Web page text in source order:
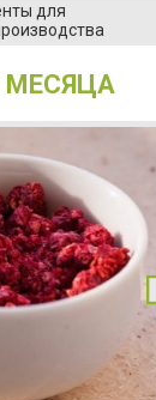
для